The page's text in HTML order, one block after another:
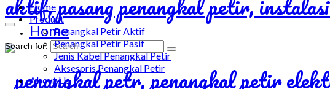
Home
Search for:
Home
Product
Penangkal Petir Aktif
Penangkal Petir Pasif
Jenis Kabel Penangkal Petir
Aksesoris Penangkal Petir
About Us